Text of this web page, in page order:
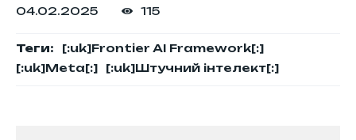
04.02.2025 115
Теги:
[:uk]Frontier AI Framework[:]
[:uk]Meta[:]
[:uk]Штучний інтелект[:]